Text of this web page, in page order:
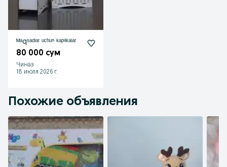
ᴹᵃqˢᵃᵈˡᵃʳ ᵘᶜʰᵘⁿ ᵏᵃᵖⁱˡᵏᵃˡᵃʳ
80 000 сум
Чиназ
18 июля 2026 г.
Похожие объявления